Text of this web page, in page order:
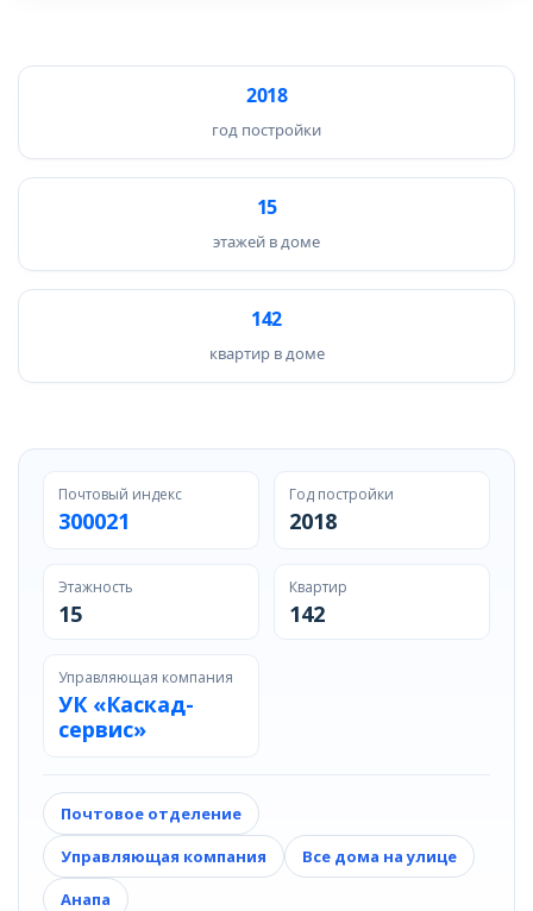
2018
год постройки
15
этажей в доме
142
квартир в доме
Почтовый индекс
300021
Год постройки
2018
Этажность
15
Квартир
142
Управляющая компания
УК «Каскад-
сервис»
Почтовое отделение
Управляющая компания
Все дома на улице
Анапа